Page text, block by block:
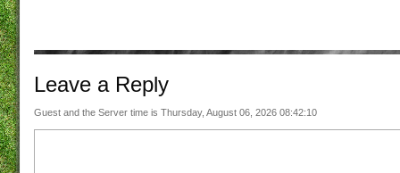
Leave a Reply
Guest and the Server time is Thursday, August 06, 2026 08:42:10